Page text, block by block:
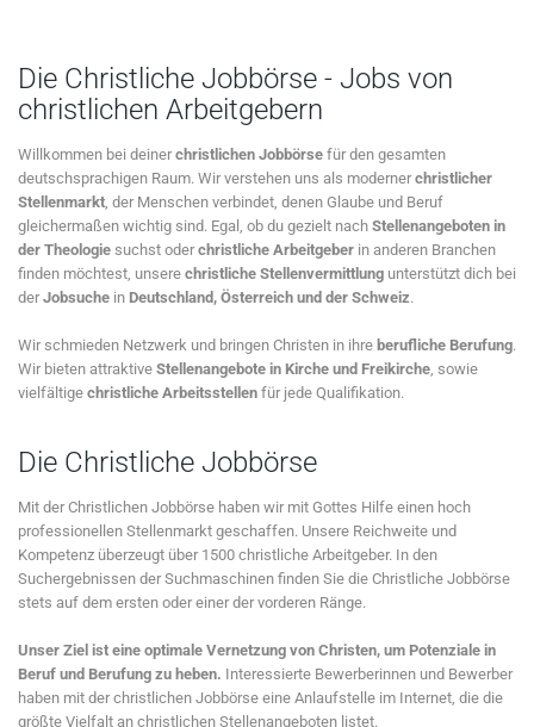
Die Christliche Jobbörse - Jobs von
christlichen Arbeitgebern
Willkommen bei deinerchristlichen Jobbörse für den gesamten
deutschsprachigen Raum. Wir verstehen uns als modernerchristlicher
Stellenmarkt , der Menschen verbindet, denen Glaube und Beruf
gleichermaßen wichtig sind. Egal, ob du gezielt nach Stellenangeboten in
der Theologie suchst oderchristliche Arbeitgeber in anderen Branchen
finden möchtest, unsere christliche Stellenvermittlung unterstützt dich bei
derJobsuche in Deutschland, Österreich und der Schweiz.
Wir schmieden Netzwerk und bringen Christen in ihre berufliche Berufung.
Wir bieten attraktive Stellenangebote in Kirche und Freikirche , sowie
vielfältige christliche Arbeitsstellen für jede Qualifikation.
Die Christliche Jobbörse
Mit der Christlichen Jobbörse haben wir mit Gottes Hilfe einen hoch
professionellen Stellenmarkt geschaffen. Unsere Reichweite und
Kompetenz überzeugt über 1500 christliche Arbeitgeber. In den
Suchergebnissen der Suchmaschinen finden Sie die Christliche Jobbörse
stets auf dem ersten oder einer der vorderen Ränge.
Unser Ziel ist eine optimale Vernetzung von Christen, um Potenziale in
Beruf und Berufung zu heben. Interessierte Bewerberinnen und Bewerber
haben mit der christlichen Jobbörse eine Anlaufstelle im Internet, die die
größte Vielfalt an christlichen Stellenangeboten listet.